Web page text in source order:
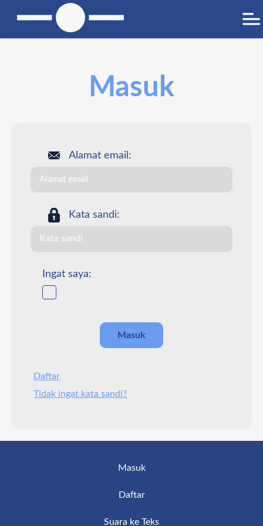
Masuk
Alamat email:
Kata sandi:
Ingat saya:
Daftar
Tidak ingat kata sandi?
Masuk
Daftar
Suara ke Teks